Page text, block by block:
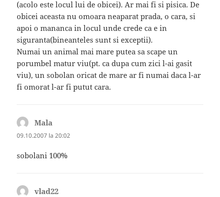
(acolo este locul lui de obicei). Ar mai fi si pisica. De
obicei aceasta nu omoara neaparat prada, o cara, si
apoi o mananca in locul unde crede ca e in
siguranta(bineanteles sunt si exceptii).
Numai un animal mai mare putea sa scape un
porumbel matur viu(pt. ca dupa cum zici l-ai gasit
viu), un sobolan oricat de mare ar fi numai daca l-ar
fi omorat l-ar fi putut cara.
Mala
09.10.2007 la 20:02
sobolani 100%
vlad22